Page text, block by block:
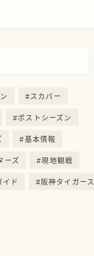
スカパー
ポストシーズン
基本情報
ーズ 現地観戦
イド 阪神タイガース